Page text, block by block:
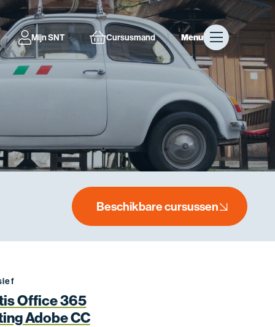
Mijn SNT Cursusmand Menu
Beschikbare cursussen
Office 365
Adobe CC